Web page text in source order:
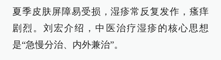
夏季皮肤屏障易受损，湿疹常反复发作，瘙痒
剧烈。刘宏介绍，中医治疗湿疹的核心思想
是“急慢分治、内外兼治”。